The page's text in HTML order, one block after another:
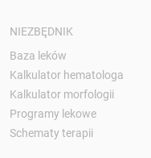
NIEZBĘDNIK
Baza leków
Kalkulator hematologa
Kalkulator morfologii
Programy lekowe
Schematy terapii